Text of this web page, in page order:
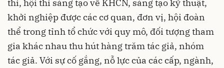
thi, hội thi sáng tạo về KHCN, sáng tạo kỹ thuật,
khởi nghiệp được các cơ quan, đơn vị, hội đoàn
thể trong tỉnh tổ chức với quy mô, đối tượng tham
gia khác nhau thu hút hàng trăm tác giả, nhóm
tác giả. Với sự cố gắng, nỗ lực của các cấp, ngành,